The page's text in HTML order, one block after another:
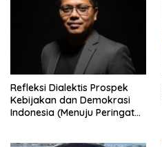
Refleksi Dialektis Prospek
Kebijakan dan Demokrasi
Indonesia (Menuju Peringatan